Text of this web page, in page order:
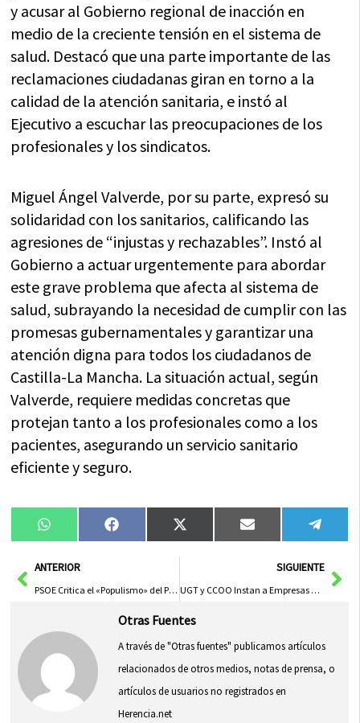
y acusar al Gobierno regional de inacción en
medio de la creciente tensión en el sistema de
salud. Destacó que una parte importante de las
reclamaciones ciudadanas giran en torno a la
calidad de la atención sanitaria, e instó al
Ejecutivo a escuchar las preocupaciones de los
profesionales y los sindicatos.
Miguel Ángel Valverde, por su parte, expresó su
solidaridad con los sanitarios, calificando las
agresiones de “injustas y rechazables”. Instó al
Gobierno a actuar urgentemente para abordar
este grave problema que afecta al sistema de
salud, subrayando la necesidad de cumplir con las
promesas gubernamentales y garantizar una
atención digna para todos los ciudadanos de
Castilla-La Mancha. La situación actual, según
Valverde, requiere medidas concretas que
protejan tanto a los profesionales como a los
pacientes, asegurando un servicio sanitario
eficiente y seguro.
Compartir
en
WhatsAppCompartir
en
FacebookCompartir
en
X
(Twitter)
Compartir
en
Email
en
AntANTERIOR
PSOE Critica el «Populismo» del PP y Enfatiza un Curso Político Enfocado en el Progreso de C-LM
SIGUIENTE
UGT y CCOO Instan a Empresas a Priorizar la Seguridad Laboral y Prevenir Riesgos Mortales
Otras Fuentes
A través de "Otras fuentes" publicamos artículos
relacionados de otros medios, notas de prensa, o
artículos de usuarios no registrados en
Herencia.net